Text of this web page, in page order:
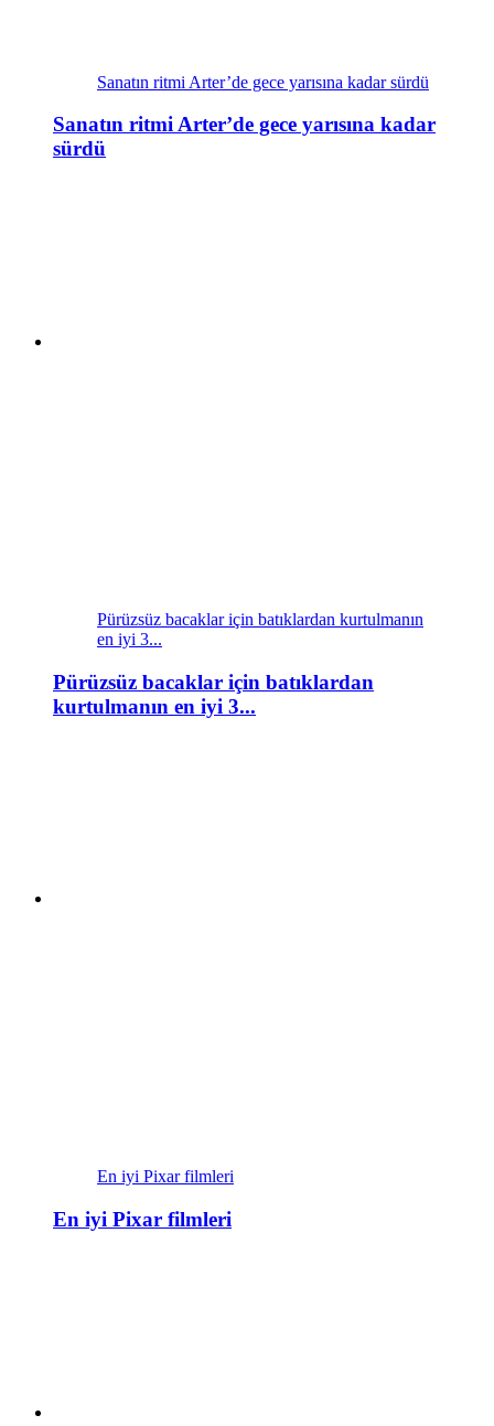
Sanatın ritmi Arter’de gece yarısına kadar sürdü
Sanatın ritmi Arter’de gece yarısına kadar
sürdü
Pürüzsüz bacaklar için batıklardan kurtulmanın
en iyi 3...
Pürüzsüz bacaklar için batıklardan
kurtulmanın en iyi 3...
En iyi Pixar filmleri
En iyi Pixar filmleri